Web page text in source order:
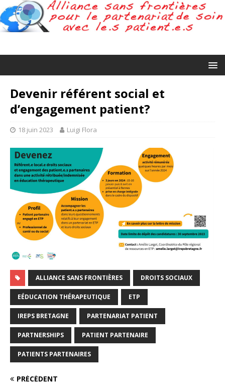
Devenir référent social et
d’engagement patient?
18 juin 2023 Luigi Flora
ALLIANCE SANS FRONTIÈRES DROITS SOCIAUX
EÉDUCATION THÉRAPEUTIQUE ETP
IREPS BRETAGNE PARTENARIAT PATIENT
PARTNERSHIPS PATIENT PARTENAIRE
PATIENTS PARTENAIRES
PRÉCÉDENT